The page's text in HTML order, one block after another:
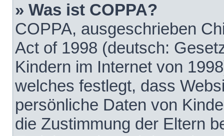
» Was ist COPPA?
COPPA, ausgeschrieben
Act of 1998 (deutsch:
Kindern im Internet von
welches festlegt, dass
persönliche Daten von
die Zustimmung der Eltern